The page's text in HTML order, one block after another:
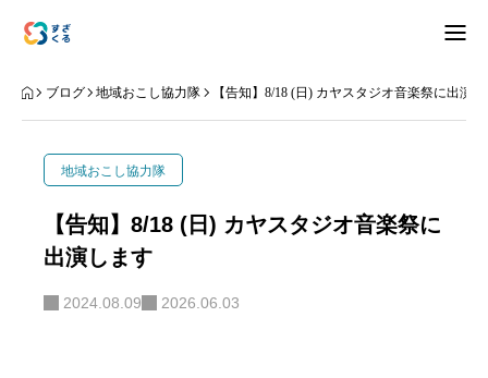
アバウト
ナリワイ
インタビュー
ブログ 地域おこし協力隊 【告知】8/18 (日) カヤスタジオ音楽祭に出演
地域おこし協力隊
【告知】8/18 (日) カヤスタジオ音楽祭に
出演します
2024.08.09 2026.06.03